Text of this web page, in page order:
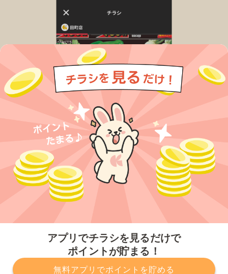
アプリでチラシを見るだけで
ポイントが貯まる！
無料アプリでポイントを貯める